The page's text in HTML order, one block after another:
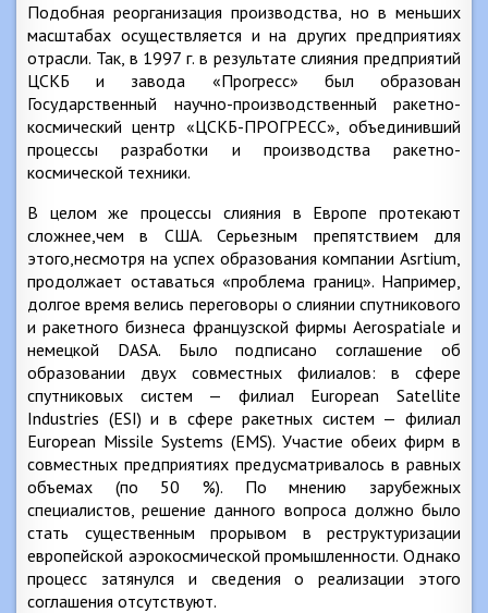
Подобная реорганизация производства, но в меньших
масштабах осуществляется и на других предприятиях
отрасли. Так, в 1997 г. в результате слияния предприятий
ЦСКБ и завода «Прогресс» был образован
Государственный научно-производственный ракетно-
космический центр «ЦСКБ-ПРОГРЕСС», объединивший
процессы разработки и производства ракетно-
космической техники.
В целом же процессы слияния в Европе протекают
сложнее,чем в США. Серьезным препятствием для
этого,несмотря на успех образования компании Asrtium,
продолжает оставаться «проблема границ». Например,
долгое время велись переговоры о слиянии спутникового
и ракетного бизнеса французской фирмы Aerospatiale и
немецкой DASA. Было подписано соглашение об
образовании двух совместных филиалов: в сфере
спутниковых систем — филиал European Satellite
Industries (ESI) и в сфере ракетных систем — филиал
European Missile Systems (EMS). Участие обеих фирм в
совместных предприятиях предусматривалось в равных
объемах (по 50 %). По мнению зарубежных
специалистов, решение данного вопроса должно было
стать существенным прорывом в реструктуризации
европейской аэрокосмической промышленности. Однако
процесс затянулся и сведения о реализации этого
соглашения отсутствуют.